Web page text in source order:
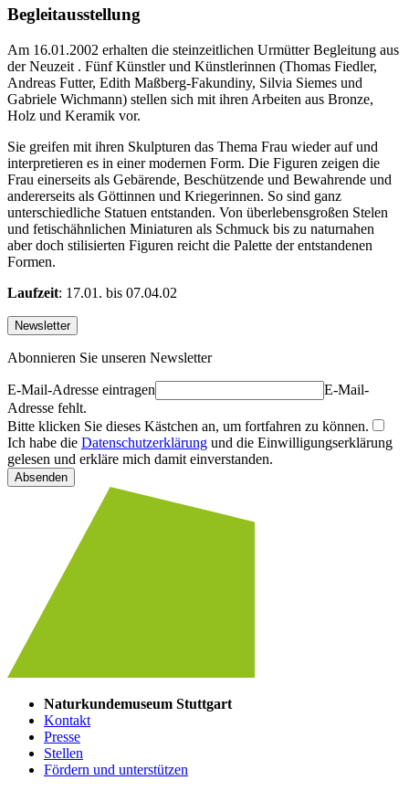
Begleitausstellung
Am 16.01.2002 erhalten die steinzeitlichen Urmütter Begleitung aus
der Neuzeit . Fünf Künstler und Künstlerinnen (Thomas Fiedler,
Andreas Futter, Edith Maßberg-Fakundiny, Silvia Siemes und
Gabriele Wichmann) stellen sich mit ihren Arbeiten aus Bronze,
Holz und Keramik vor.
Sie greifen mit ihren Skulpturen das Thema Frau wieder auf und
interpretieren es in einer modernen Form. Die Figuren zeigen die
Frau einerseits als Gebärende, Beschützende und Bewahrende und
andererseits als Göttinnen und Kriegerinnen. So sind ganz
unterschiedliche Statuen entstanden. Von überlebensgroßen Stelen
und fetischähnlichen Miniaturen als Schmuck bis zu naturnahen
aber doch stilisierten Figuren reicht die Palette der entstandenen
Formen.
Laufzeit: 17.01. bis 07.04.02
Newsletter
Abonnieren Sie unseren Newsletter
E-Mail-Adresse eintragen
E-Mail-
Adresse fehlt.
Bitte klicken Sie dieses Kästchen an, um fortfahren zu können.
Ich habe die Datenschutzerklärung und die Einwilligungserklärung
gelesen und erkläre mich damit einverstanden.
Absenden
Naturkundemuseum Stuttgart
Kontakt
Presse
Stellen
Fördern und unterstützen